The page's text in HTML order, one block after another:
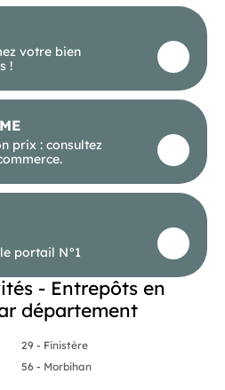
votre bien
!
prix : consultez
portail N°1
- Entrepôts en
département
29 - Finistère
56 - Morbihan